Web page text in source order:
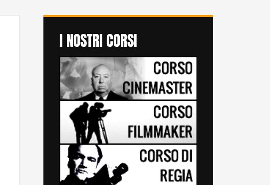
I NOSTRI CORSI